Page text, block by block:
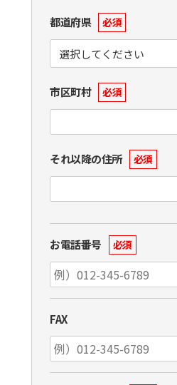
都道府県 必須
市区町村 必須
それ以降の住所 必須
お電話番号 必須
FAX